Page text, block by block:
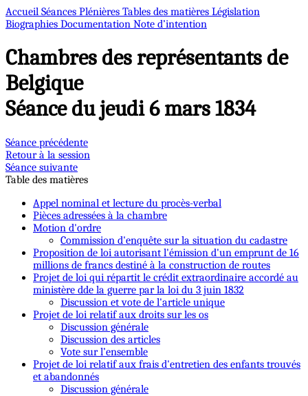
Accueil Séances Plénières Tables des matières Législation
Biographies Documentation Note d’intention
Chambres des représentants de
Belgique
Séance du jeudi 6 mars 1834
Séance précédente
Retour à la session
Séance suivante
Table des matières
Appel nominal et lecture du procès-verbal
Pièces adressées à la chambre
Motion d'ordre
Commission d'enquête sur la situation du cadastre
Proposition de loi autorisant l'émission d'un emprunt de 16
millions de francs destiné à la construction de routes
Projet de loi qui répartit le crédit extraordinaire accordé au
ministère dde la guerre par la loi du 3 juin 1832
Discussion et vote de l'article unique
Projet de loi relatif aux droits sur les os
Discussion générale
Discussion des articles
Vote sur l’ensemble
Projet de loi relatif aux frais d'entretien des enfants trouvés
et abandonnés
Discussion générale